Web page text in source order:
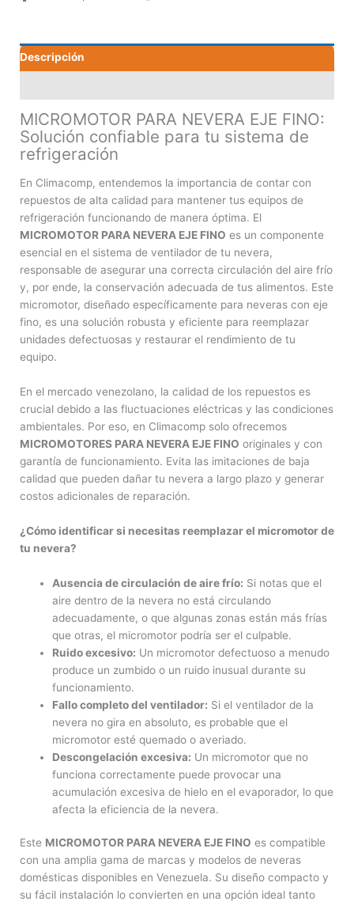
Descripción
MICROMOTOR PARA NEVERA EJE FINO:
Solución confiable para tu sistema de
refrigeración
En Climacomp, entendemos la importancia de contar con
repuestos de alta calidad para mantener tus equipos de
refrigeración funcionando de manera óptima. El
MICROMOTOR PARA NEVERA EJE FINO es un componente
esencial en el sistema de ventilador de tu nevera,
responsable de asegurar una correcta circulación del aire frío
y, por ende, la conservación adecuada de tus alimentos. Este
micromotor, diseñado específicamente para neveras con eje
fino, es una solución robusta y eficiente para reemplazar
unidades defectuosas y restaurar el rendimiento de tu
equipo.
En el mercado venezolano, la calidad de los repuestos es
crucial debido a las fluctuaciones eléctricas y las condiciones
ambientales. Por eso, en Climacomp solo ofrecemos
MICROMOTORES PARA NEVERA EJE FINO originales y con
garantía de funcionamiento. Evita las imitaciones de baja
calidad que pueden dañar tu nevera a largo plazo y generar
costos adicionales de reparación.
¿Cómo identificar si necesitas reemplazar el micromotor de
tu nevera?
Ausencia de circulación de aire frío: Si notas que el
aire dentro de la nevera no está circulando
adecuadamente, o que algunas zonas están más frías
que otras, el micromotor podría ser el culpable.
Ruido excesivo: Un micromotor defectuoso a menudo
produce un zumbido o un ruido inusual durante su
funcionamiento.
Fallo completo del ventilador: Si el ventilador de la
nevera no gira en absoluto, es probable que el
micromotor esté quemado o averiado.
Descongelación excesiva: Un micromotor que no
funciona correctamente puede provocar una
acumulación excesiva de hielo en el evaporador, lo que
afecta la eficiencia de la nevera.
Este MICROMOTOR PARA NEVERA EJE FINO es compatible
con una amplia gama de marcas y modelos de neveras
domésticas disponibles en Venezuela. Su diseño compacto y
su fácil instalación lo convierten en una opción ideal tanto